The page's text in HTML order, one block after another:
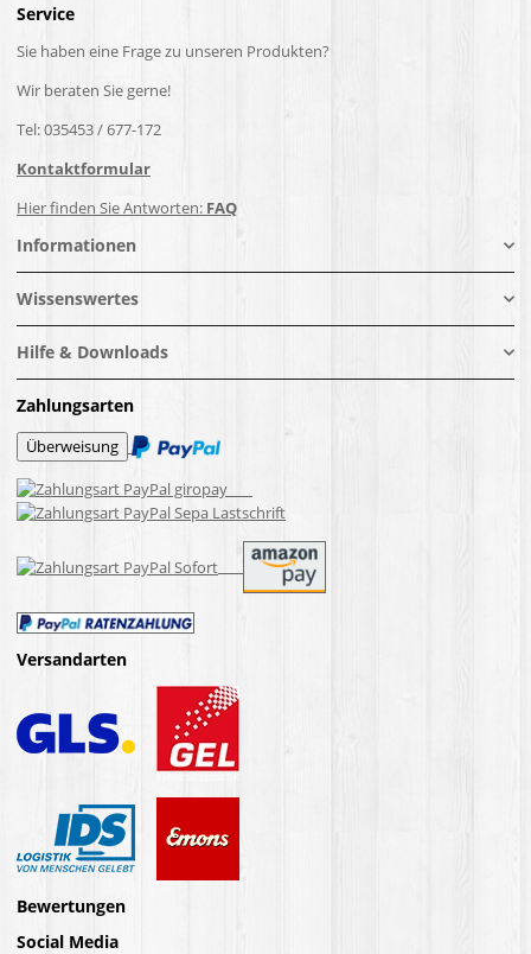
Service
Sie haben eine Frage zu unseren Produkten?
Wir beraten Sie gerne!
Tel: 035453 / 677-172
Kontaktformular
Hier finden Sie Antworten: FAQ
Informationen
Wissenswertes
Hilfe & Downloads
Zahlungsarten
Versandarten
Bewertungen
Social Media